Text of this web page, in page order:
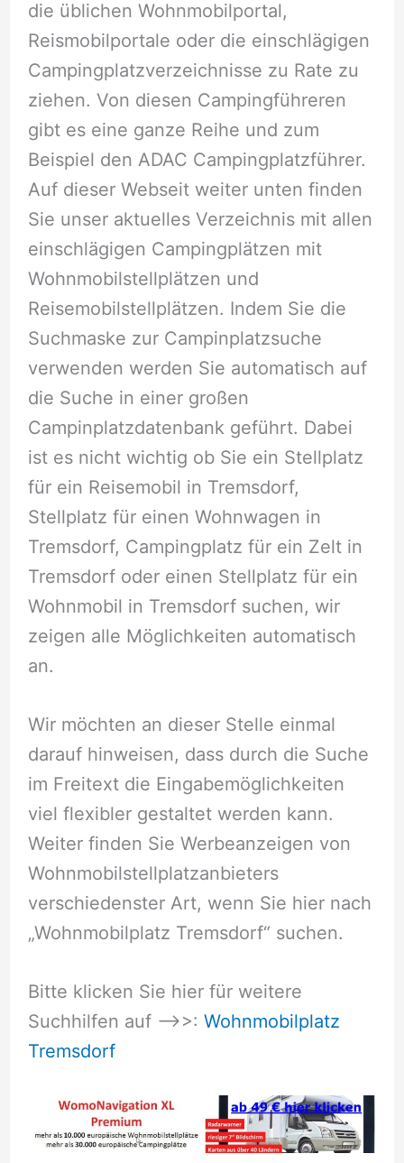
die üblichen Wohnmobilportal,
Reismobilportale oder die einschlägigen
Campingplatzverzeichnisse zu Rate zu
ziehen. Von diesen Campingführeren
gibt es eine ganze Reihe und zum
Beispiel den ADAC Campingplatzführer.
Auf dieser Webseit weiter unten finden
Sie unser aktuelles Verzeichnis mit allen
einschlägigen Campingplätzen mit
Wohnmobilstellplätzen und
Reisemobilstellplätzen. Indem Sie die
Suchmaske zur Campinplatzsuche
verwenden werden Sie automatisch auf
die Suche in einer großen
Campinplatzdatenbank geführt. Dabei
ist es nicht wichtig ob Sie ein Stellplatz
für ein Reisemobil in Tremsdorf,
Stellplatz für einen Wohnwagen in
Tremsdorf, Campingplatz für ein Zelt in
Tremsdorf oder einen Stellplatz für ein
Wohnmobil in Tremsdorf suchen, wir
zeigen alle Möglichkeiten automatisch
an.
Wir möchten an dieser Stelle einmal
darauf hinweisen, dass durch die Suche
im Freitext die Eingabemöglichkeiten
viel flexibler gestaltet werden kann.
Weiter finden Sie Werbeanzeigen von
Wohnmobilstellplatzanbieters
verschiedenster Art, wenn Sie hier nach
„Wohnmobilplatz Tremsdorf“ suchen.
Bitte klicken Sie hier für weitere
Suchhilfen auf –>>: Wohnmobilplatz
Tremsdorf